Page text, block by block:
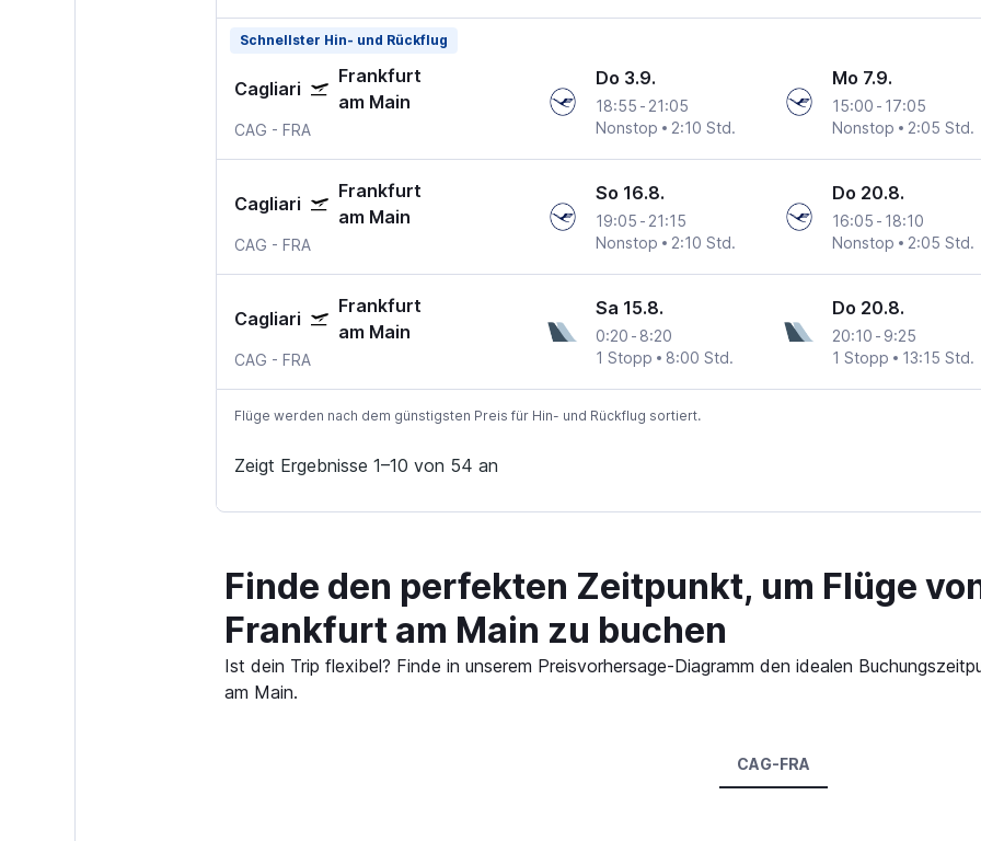
Schnellster Hin- und Rückflug
Cagliari
Frankfurt
am Main
CAG - FRA
Do 3.9.
18:55 - 21:05
Nonstop
2:10 Std.
Mo 7.9.
15:00 - 17:05
Nonstop
2:05 Std.
Cagliari
Frankfurt
am Main
CAG - FRA
So 16.8.
19:05 - 21:15
Nonstop
2:10 Std.
Do 20.8.
16:05 - 18:10
Nonstop
2:05 Std.
Cagliari
Frankfurt
am Main
CAG - FRA
Sa 15.8.
0:20 - 8:20
1 Stopp
8:00 Std.
Do 20.8.
20:10 - 9:25
1 Stopp
13:15 Std.
Flüge werden nach dem günstigsten Preis für Hin- und Rückflug sortiert.
Zeigt Ergebnisse 1–10 von 54 an
Finde den perfekten Zeitpunkt, um Flüge
Frankfurt am Main zu buchen
Ist dein Trip flexibel? Finde in unserem Preisvorhersage-Diagramm den idealen
am Main.
CAG-FRA